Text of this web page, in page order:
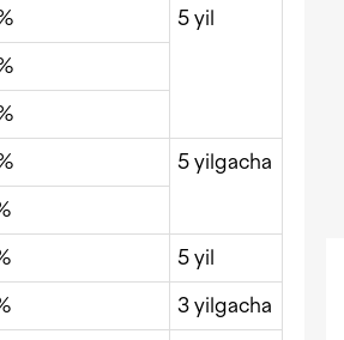
5 yil
5 yilgacha
5 yil
3 yilgacha